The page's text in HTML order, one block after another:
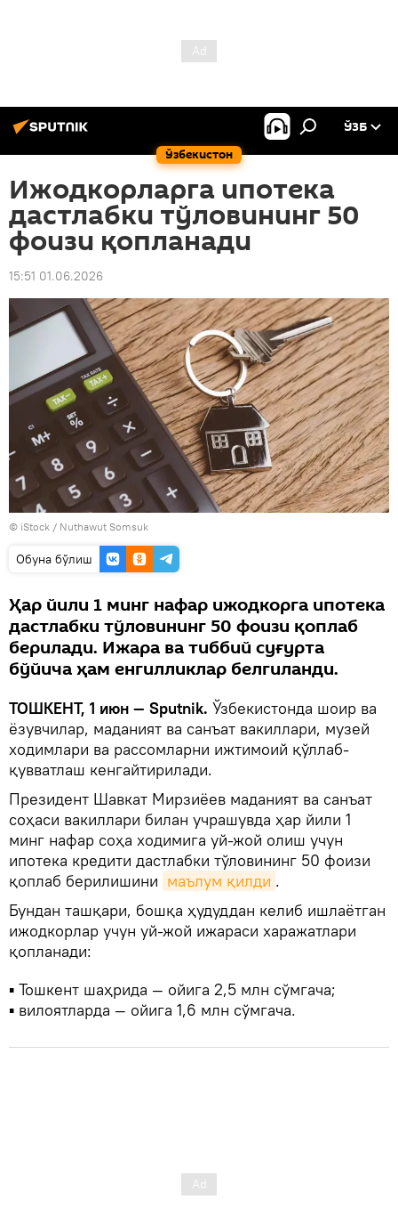
Ўзбекистон
ЎЗБ
Ижодкорларга ипотека
дастлабки тўловининг 50
фоизи қопланади
15:51 01.06.2026
© iStock / Nuthawut Somsuk
Oбуна бўлиш
Ҳар йили 1 минг нафар ижодкорга ипотека
дастлабки тўловининг 50 фоизи қоплаб
берилади. Ижара ва тиббий суғурта
бўйича ҳам енгилликлар белгиланди.
ТОШКЕНТ, 1 июн — Sputnik. Ўзбекистонда шоир ва
ёзувчилар, маданият ва санъат вакиллари, музей
ходимлари ва рассомларни ижтимоий қўллаб-
қувватлаш кенгайтирилади.
Президент Шавкат Мирзиёев маданият ва санъат
соҳаси вакиллари билан учрашувда ҳар йили 1
минг нафар соҳа ходимига уй-жой олиш учун
ипотека кредити дастлабки тўловининг 50 фоизи
қоплаб берилишини маълум қилди .
Бундан ташқари, бошқа ҳудуддан келиб ишлаётган
ижодкорлар учун уй-жой ижараси харажатлари
қопланади:
▪️ Тошкент шаҳрида — ойига 2,5 млн сўмгача;
▪️ вилоятларда — ойига 1,6 млн сўмгача.